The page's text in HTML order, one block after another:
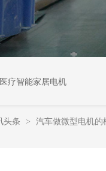
医疗智能家居电机
头条 > 汽车做微型电机的